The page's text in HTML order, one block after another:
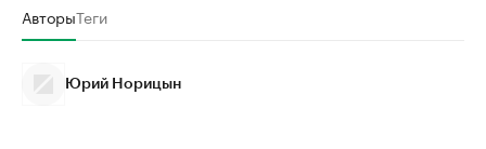
АвторыТеги
Юрий Норицын